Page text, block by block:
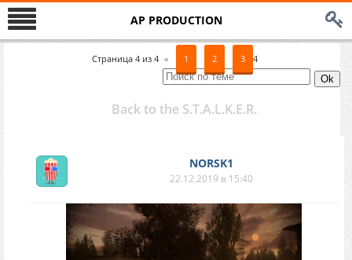
AP PRODUCTION
Страница 4 из 4 « 1 2 3 4
Back to the S.T.A.L.K.E.R.
NORSK1
22.12.2019 в 15:40